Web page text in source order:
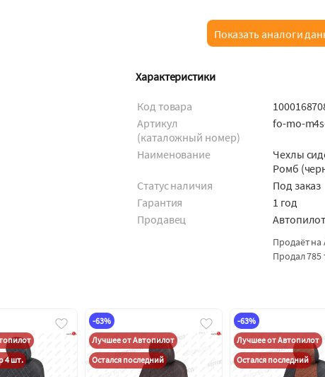
Показать аналоги
Характеристики
Код товара
Артикул
(каталожный номер)
fo-mo-
Наименование
Чехлы
Ромб
Статус наличия
Под заказ
Гарантия
1 год
Продавец
Автопилот
Продаёт на
Продал 785
4 шт.
-63%
Лучшее от Автопилот
Остался последний
-63%
Лучшее от Автопилот
Остался последний